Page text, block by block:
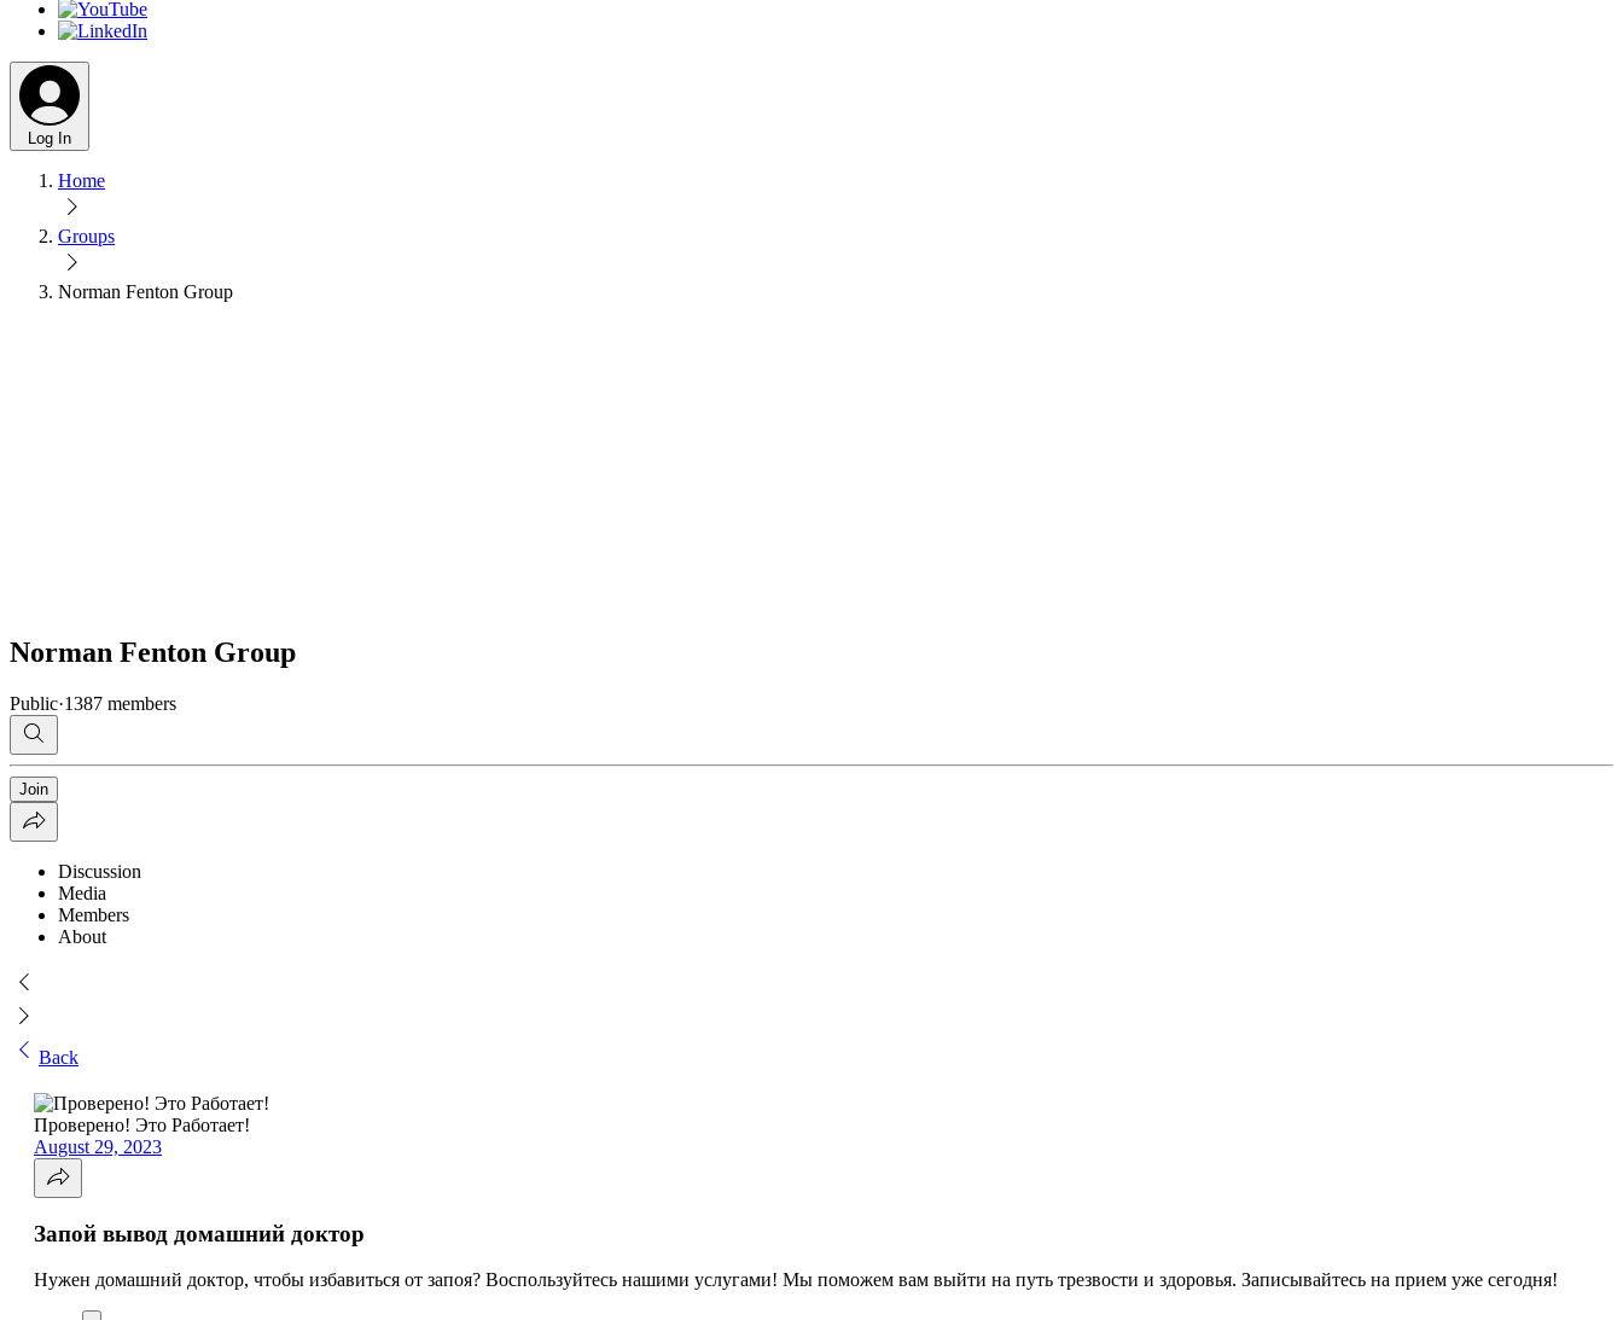
Log In
Home
Groups
Norman Fenton Group
Norman Fenton Group
Public·1387 members
Join
Discussion
Media
Members
About
Back
Проверено! Это Работает!
August 29, 2023
Запой вывод домашний доктор
Нужен домашний доктор, чтобы избавиться от запоя? Воспользуйтесь нашими услугами! Мы поможем вам выйти на путь трезвости и здоровья. Записывайтесь на прием уже сегодня!